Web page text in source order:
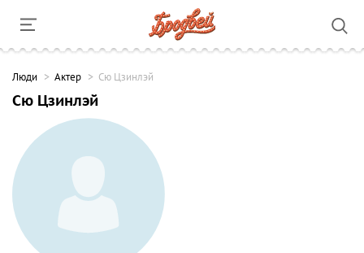
Люди Актер Сю Цзинлэй
Сю Цзинлэй